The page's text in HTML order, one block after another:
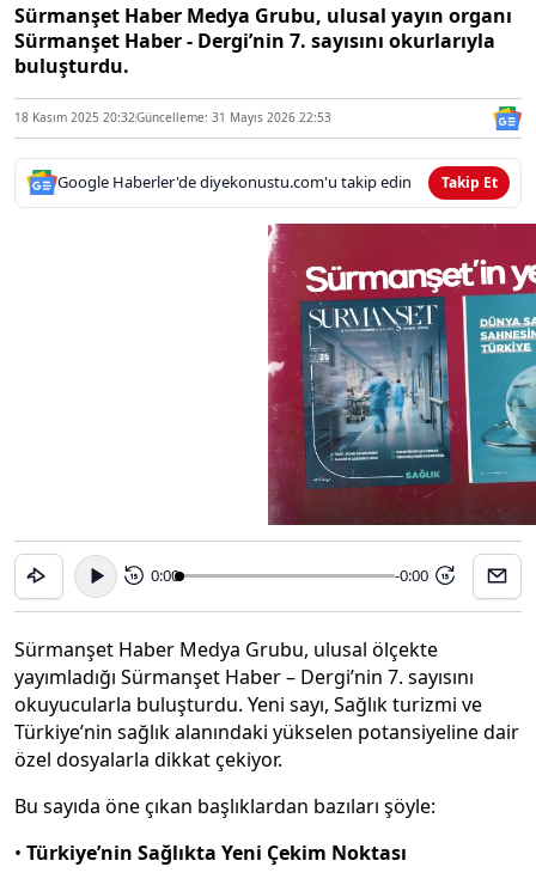
Sürmanşet Haber Medya Grubu, ulusal yayın organı
Sürmanşet Haber - Dergi’nin 7. sayısını okurlarıyla
buluşturdu.
18 Kasım 2025 20:32Güncelleme: 31 Mayıs 2026 22:53
Google Haberler'de diyekonustu.com'u takip edin Takip Et
15 0:00 -0:00 15
Sürmanşet Haber Medya Grubu, ulusal ölçekte
yayımladığı Sürmanşet Haber – Dergi’nin 7. sayısını
okuyucularla buluşturdu. Yeni sayı, Sağlık turizmi ve
Türkiye’nin sağlık alanındaki yükselen potansiyeline dair
özel dosyalarla dikkat çekiyor.
Bu sayıda öne çıkan başlıklardan bazıları şöyle:
• Türkiye’nin Sağlıkta Yeni Çekim Noktası